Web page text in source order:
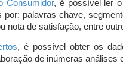
Consumidor, é possível ler o
por: palavras chave,
nota de satisfação, entre
, é possível obter os
de inúmeras